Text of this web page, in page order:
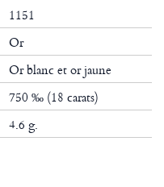
1151
Or
Or blanc et or jaune
750 ‰ (18 carats)
4.6 g.